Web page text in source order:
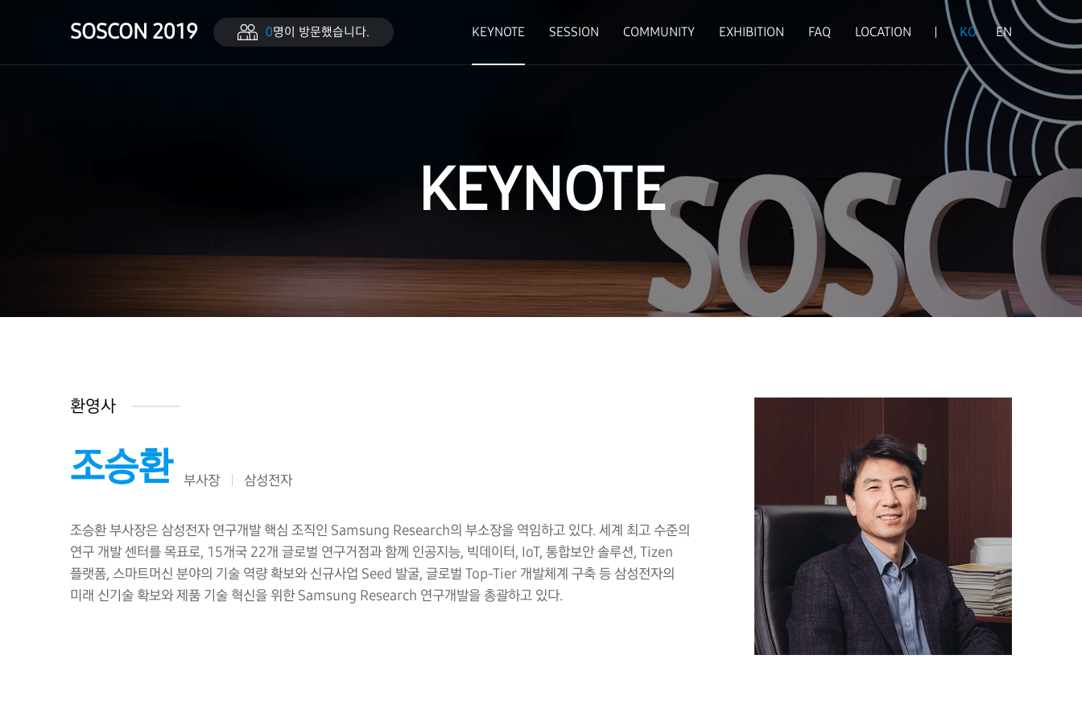
SOSCON 2019 0명이 방문했습니다. KEYNOTE SESSION COMMUNITY EXHIBITION FAQ LOCATION KO EN
KEYNOTE
환영사
조승환 부사장 삼성전자
조승환 부사장은 삼성전자 연구개발 핵심 조직인 Samsung Research의 부소장을 역임하고 있다. 세계 최고 수준의
연구 개발 센터를 목표로, 15개국 22개 글로벌 연구거점과 함께 인공지능, 빅데이터, IoT, 통합보안 솔루션, Tizen
플랫폼, 스마트머신 분야의 기술 역량 확보와 신규사업 Seed 발굴, 글로벌 Top-Tier 개발체계 구축 등 삼성전자의
미래 신기술 확보와 제품 기술 혁신을 위한 Samsung Research 연구개발을 총괄하고 있다.